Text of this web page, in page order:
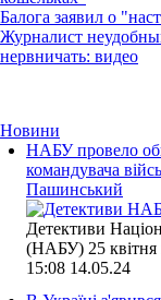
Балога заявил о
Журналист
нервничать: видео
Новини
НАБУ провело
командувача
Пашинський
Детективи
(НАБУ) 25 квітня
15:08 14.05.24